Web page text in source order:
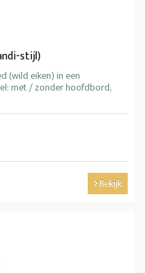
stijl)
(wild eiken) in een
met / zonder hoofdbord,
Bekijk